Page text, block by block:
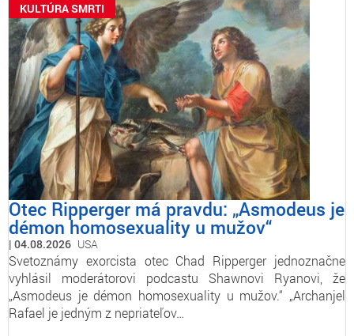
KULTÚRA SMRTI
Otec Ripperger má pravdu: „Asmodeus je
démon homosexuality u mužov“
04.08.2026 USA
Svetoznámy exorcista otec Chad Ripperger jednoznačne
vyhlásil moderátorovi podcastu Shawnovi Ryanovi, že
„Asmodeus je démon homosexuality u mužov.“ „Archanjel
Rafael je jedným z nepriateľov…